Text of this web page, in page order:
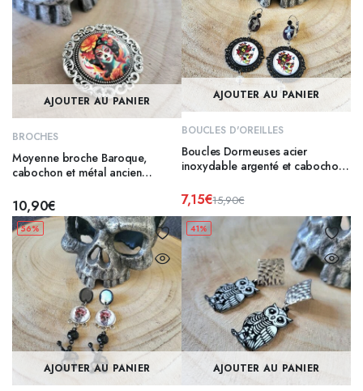
AJOUTER AU PANIER
BROCHES
Moyenne broche Baroque,
cabochon et métal ancien
10,90€
AJOUTER AU PANIER
BOUCLES D'OREILLES
Boucles Dormeuses acier
inoxydable argenté et cabochon
15,90€
Le
initial
était :
15,90€.
7,15€
Le
actuel
est :
7,15€.
56%
AJOUTER AU PANIER
41%
AJOUTER AU PANIER